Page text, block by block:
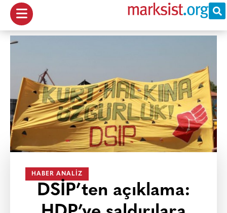
HABER ANALIZ
DSİP’ten açıklama: